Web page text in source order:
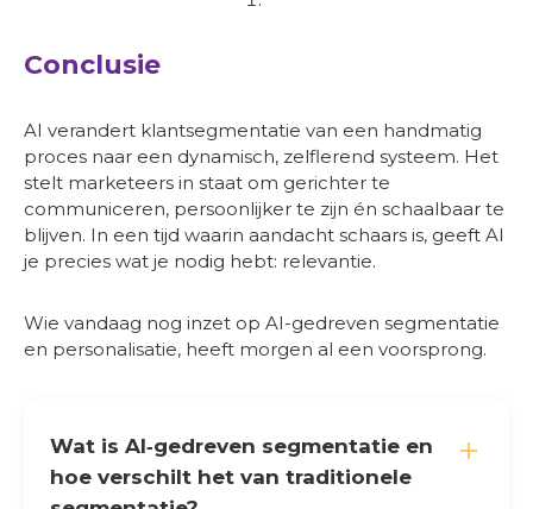
Conclusie
AI verandert klantsegmentatie van een handmatig
proces naar een dynamisch, zelflerend systeem. Het
stelt marketeers in staat om gerichter te
communiceren, persoonlijker te zijn én schaalbaar te
blijven. In een tijd waarin aandacht schaars is, geeft AI
je precies wat je nodig hebt: relevantie.
Wie vandaag nog inzet op AI-gedreven segmentatie
en personalisatie, heeft morgen al een voorsprong.
Wat is AI‑gedreven segmentatie en
hoe verschilt het van traditionele